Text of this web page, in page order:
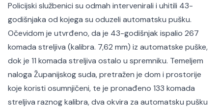
Policijski službenici su odmah intervenirali i uhitili 43-
godišnjaka od kojega su oduzeli automatsku pušku.
Očevidom je utvrđeno, da je 43-godišnjak ispalio 267
komada streljiva (kalibra. 7,62 mm) iz automatske puške,
dok je 11 komada streljiva ostalo u spremniku. Temeljem
naloga Županijskog suda, pretražen je dom i prostorije
koje koristi osumnjičeni, te je pronađeno 133 komada
streljiva raznog kalibra, dva okvira za automatsku pušku